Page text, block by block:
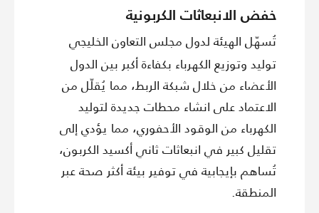
خفض الانبعاثات الكربونية
تُسهّل الهيئة لدول مجلس التعاون الخليجي
توليد وتوزيع الكهرباء بكفاءة أكبر بين الدول
الأعضاء من خلال شبكة الربط، مما يُقلّل من
الاعتماد على انشاء محطات جديدة لتوليد
الكهرباء من الوقود الأحفوري، مما يؤدي إلى
تقليل كبير في انبعاثات ثاني أكسيد الكربون،
تُساهم بإيجابية في توفير بيئة أكثر صحة عبر
المنطقة.